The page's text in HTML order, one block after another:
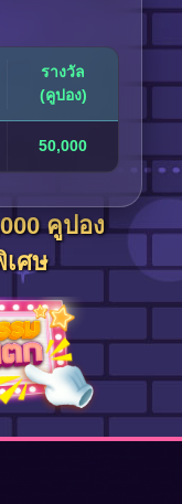
รางวัล
(คูปอง)
50,000
คูปอง
เศษ